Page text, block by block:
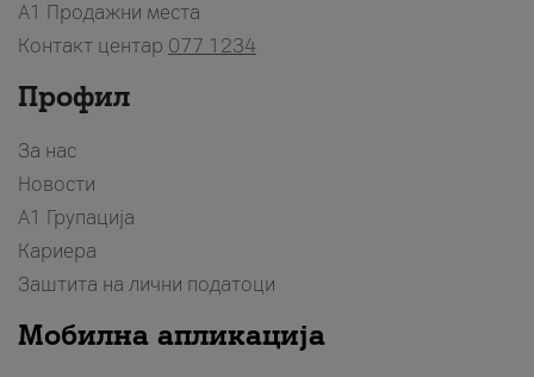
A1 Продажни места
Контакт центар 077 1234
Профил
За нас
Новости
А1 Групација
Кариера
Заштита на лични податоци
Мобилна апликација